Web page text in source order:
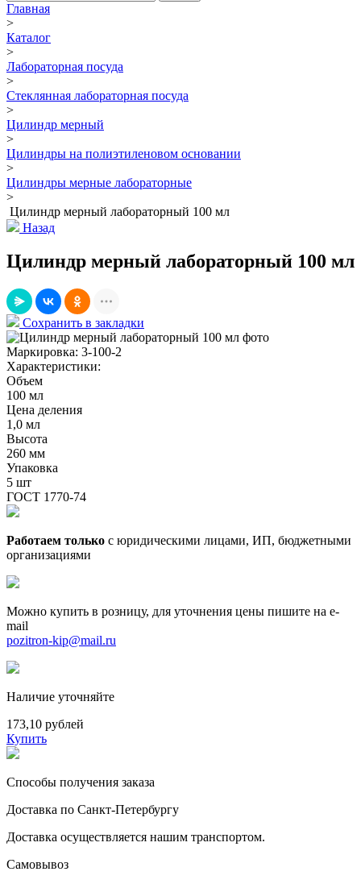
Главная
>
Каталог
>
Лабораторная посуда
>
Стеклянная лабораторная посуда
>
Цилиндр мерный
>
Цилиндры на полиэтиленовом основании
>
Цилиндры мерные лабораторные
>
Цилиндр мерный лабораторный 100 мл
Назад
Цилиндр мерный лабораторный 100 мл
Сохранить в закладки
Маркировка: 3-100-2
Характеристики:
Объем
100 мл
Цена деления
1,0 мл
Высота
260 мм
Упаковка
5 шт
ГОСТ 1770-74
Работаем только с юридическими лицами, ИП, бюджетными
организациями
Можно купить в розницу, для уточнения цены пишите на e-
mail
pozitron-kip@mail.ru
Наличие уточняйте
173,10 рублей
Купить
Способы получения заказа
Доставка по Санкт-Петербургу
Доставка осуществляется нашим транспортом.
Самовывоз